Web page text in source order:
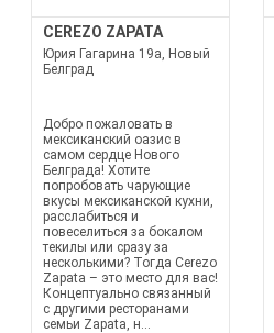
CEREZO ZAPATA
Юрия Гагарина 19a, Новый
Белград
Добро пожаловать в
мексиканский оазис в
самом сердце Нового
Белграда! Хотите
попробовать чарующие
вкусы мексиканской кухни,
расслабиться и
повеселиться за бокалом
текилы или сразу за
несколькими? Тогда Cerezo
Zapata – это место для вас!
Концептуально связанный
с другими ресторанами
семьи Zapata, н...